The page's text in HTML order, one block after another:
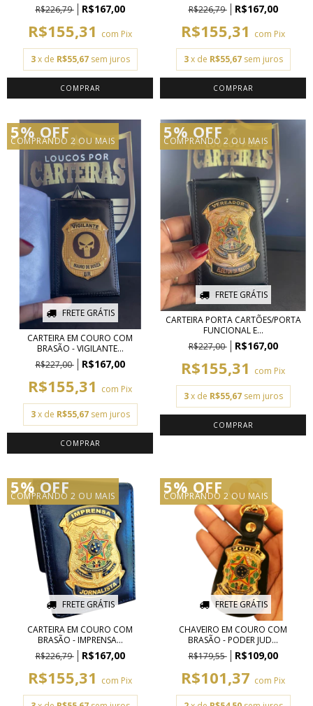
R$226,79
R$167,00
R$155,31 com Pix
3 x de R$55,67 sem juros
R$226,79
R$167,00
R$155,31 com Pix
3 x de R$55,67 sem juros
5% OFF
COMPRANDO 2 OU MAIS
FRETE GRÁTIS
CARTEIRA EM COURO COM
BRASÃO - VIGILANTE...
R$227,00
R$167,00
R$155,31 com Pix
3 x de R$55,67 sem juros
5% OFF
COMPRANDO 2 OU MAIS
FRETE GRÁTIS
CARTEIRA PORTA CARTÕES/PORTA
FUNCIONAL E...
R$227,00
R$167,00
R$155,31 com Pix
3 x de R$55,67 sem juros
5% OFF
COMPRANDO 2 OU MAIS
FRETE GRÁTIS
CARTEIRA EM COURO COM
BRASÃO - IMPRENSA...
R$226,79
R$167,00
R$155,31 com Pix
5% OFF
COMPRANDO 2 OU MAIS
FRETE GRÁTIS
CHAVEIRO EM COURO COM
BRASÃO - PODER JUD...
R$179,55
R$109,00
R$101,37 com Pix